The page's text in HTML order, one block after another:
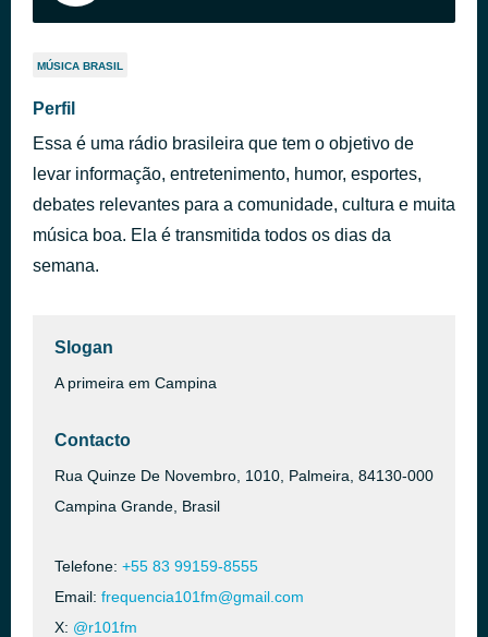
MÚSICA BRASIL
Perfil
Essa é uma rádio brasileira que tem o objetivo de
levar informação, entretenimento, humor, esportes,
debates relevantes para a comunidade, cultura e muita
música boa. Ela é transmitida todos os dias da
semana.
Slogan
A primeira em Campina
Contacto
Rua Quinze De Novembro, 1010, Palmeira, 84130-000
Campina Grande, Brasil
Telefone: +55 83 99159-8555
Email: frequencia101fm@gmail.com
X: @r101fm